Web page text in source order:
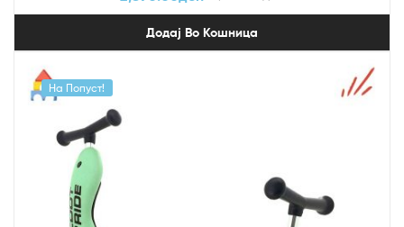
Додај Во Кошница
На Попуст!